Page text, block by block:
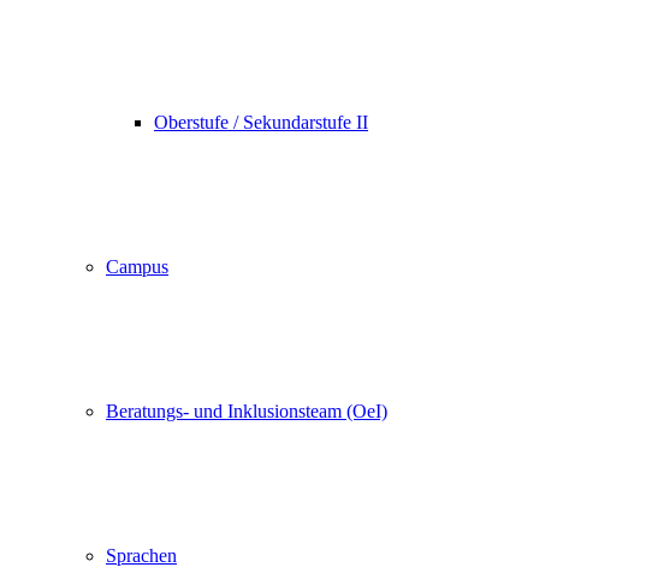
Oberstufe / Sekundarstufe II
Campus
Beratungs- und Inklusionsteam (OeI)
Sprachen